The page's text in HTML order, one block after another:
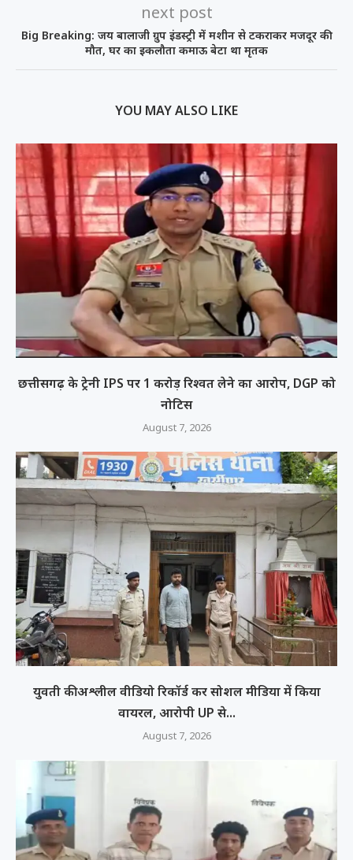
next post
Big Breaking: जय बालाजी ग्रुप इंडस्ट्री में मशीन से टकराकर मजदूर की
मौत, घर का इकलौता कमाऊ बेटा था मृतक
YOU MAY ALSO LIKE
छत्तीसगढ़ के ट्रेनी IPS पर 1 करोड़ रिश्वत लेने का आरोप, DGP को
नोटिस
August 7, 2026
युवती की अश्लील वीडियो रिकॉर्ड कर सोशल मीडिया में किया
वायरल, आरोपी UP से...
August 7, 2026